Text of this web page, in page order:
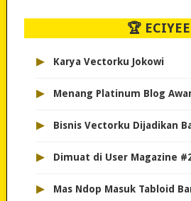
🏆 ECIYEE
▸ Karya Vectorku Jokowi
▸ Menang Platinum Blog
▸ Bisnis Vectorku Dijadikan
▸ Dimuat di User Magazine
▸ Mas Ndop Masuk Tabloid